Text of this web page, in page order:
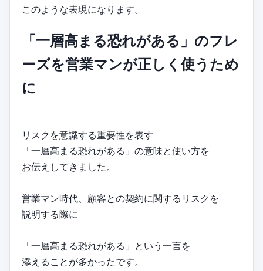
このような表現になります。
「一層高まる恐れがある」のフレ
ーズを営業マンが正しく使うため
に
リスクを意識する重要性を表す
「一層高まる恐れがある」の意味と使い方を
お伝えしてきました。
営業マン時代、顧客との契約に関するリスクを
説明する際に
「一層高まる恐れがある」という一言を
添えることが多かったです。